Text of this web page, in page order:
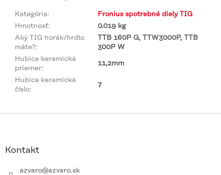
Kategória:
Fronius spotrebné diely TIG
Hmotnosť:
0.019 kg
Aký TIG horák/hrdlo
máte?:
TTB 160P G, TTW3000P, TTB
300P W
Hubica keramická
priemer:
11,2mm
Hubica keramická
číslo:
7
Kontakt
azvaro@azvaro.sk